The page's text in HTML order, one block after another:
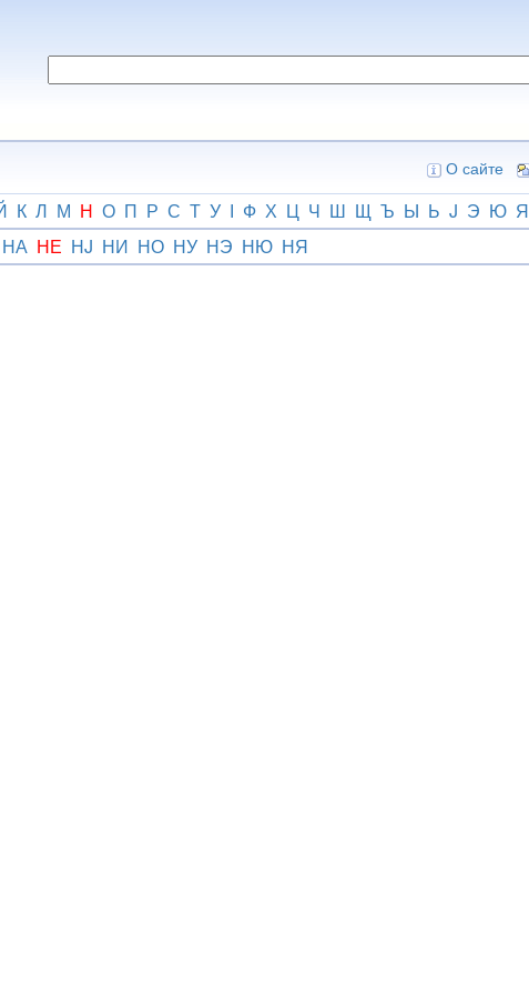
О сайте
К Л М Н О П Р С Т У І Ф Х Ц Ч Ш Щ Ъ Ы Ь J Э Ю Я
НА НЕ НJ НИ НО НУ НЭ НЮ НЯ